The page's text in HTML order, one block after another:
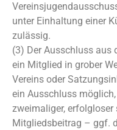
unter Einhaltung einer
zulässig.
(3) Der Ausschluss aus
ein Mitglied in grober
Vereins oder
ein Ausschluss
zweimaliger,
Mitgliedsbeitrag – ggf.